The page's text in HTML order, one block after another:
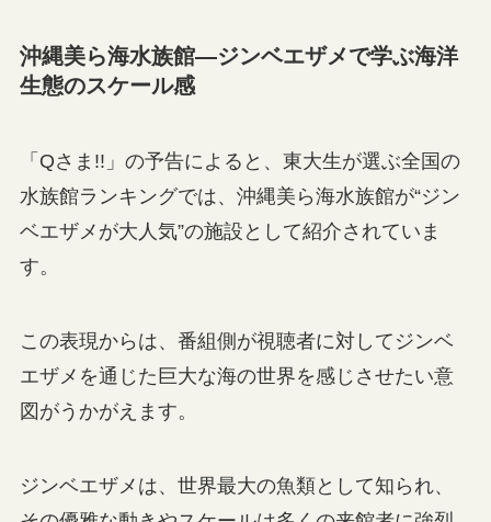
沖縄美ら海水族館—ジンベエザメで学ぶ海洋
生態のスケール感
「Qさま!!」の予告によると、東大生が選ぶ全国の
水族館ランキングでは、沖縄美ら海水族館が“ジン
ベエザメが大人気”の施設として紹介されていま
す。
この表現からは、番組側が視聴者に対してジンベ
エザメを通じた巨大な海の世界を感じさせたい意
図がうかがえます。
ジンベエザメは、世界最大の魚類として知られ、